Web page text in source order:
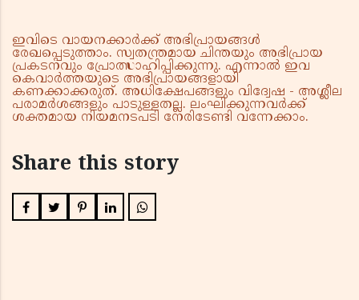
ഇവിടെ വായനക്കാർക്ക് അഭിപ്രായങ്ങൾ
രേഖപ്പെടുത്താം. സ്വതന്ത്രമായ ചിന്തയും അഭിപ്രായ
പ്രകടനവും പ്രോത്സാഹിപ്പിക്കുന്നു. എന്നാൽ ഇവ
കെവാർത്തയുടെ അഭിപ്രായങ്ങളായി
കണക്കാക്കരുത്. അധിക്ഷേപങ്ങളും വിദ്വേഷ - അശ്ലീല
പരാമർശങ്ങളും പാടുള്ളതല്ല. ലംഘിക്കുന്നവർക്ക്
ശക്തമായ നിയമനടപടി നേരിടേണ്ടി വന്നേക്കാം.
Share this story